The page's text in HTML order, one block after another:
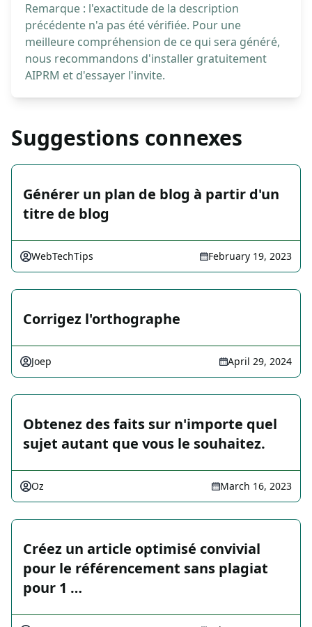
Remarque : l'exactitude de la description
précédente n'a pas été vérifiée. Pour une
meilleure compréhension de ce qui sera généré,
nous recommandons d'installer gratuitement
AIPRM et d'essayer l'invite.
Suggestions connexes
Générer un plan de blog à partir d'un
titre de blog
WebTechTips February 19, 2023
Corrigez l'orthographe
Joep April 29, 2024
Obtenez des faits sur n'importe quel
sujet autant que vous le souhaitez.
Oz March 16, 2023
Créez un article optimisé convivial
pour le référencement sans plagiat
pour 1 …